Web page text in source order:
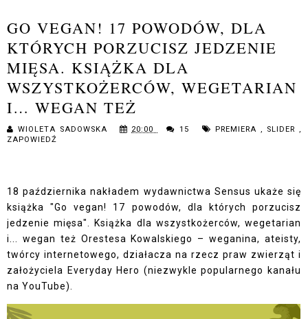
GO VEGAN! 17 POWODÓW, DLA
KTÓRYCH PORZUCISZ JEDZENIE
MIĘSA. KSIĄŻKA DLA
WSZYSTKOŻERCÓW, WEGETARIAN
I… WEGAN TEŻ
WIOLETA SADOWSKA 20:00 15 PREMIERA , SLIDER,
ZAPOWIEDŹ
18 października nakładem wydawnictwa Sensus ukaże się
książka "Go vegan! 17 powodów, dla których porzucisz
jedzenie mięsa". Książka dla wszystkożerców, wegetarian
i... wegan też Orestesa Kowalskiego – weganina, ateisty,
twórcy internetowego, działacza na rzecz praw zwierząt i
założyciela Everyday Hero (niezwykle popularnego kanału
na YouTube).